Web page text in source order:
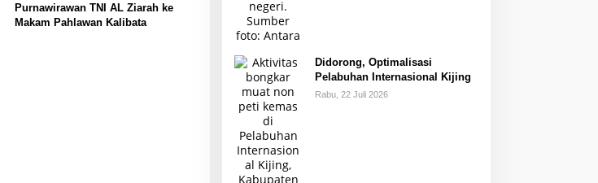
Purnawirawan TNI AL Ziarah ke
Makam Pahlawan Kalibata
Didorong, Optimalisasi
Pelabuhan Internasional Kijing
Rabu, 22 Juli 2026